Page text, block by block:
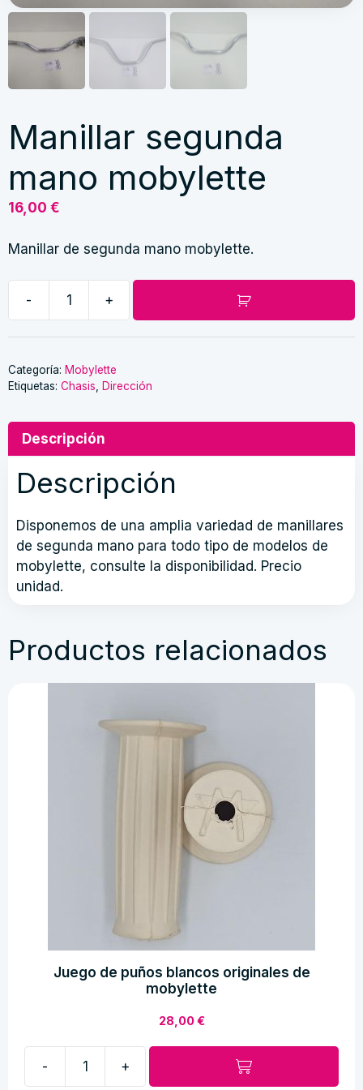
Manillar segunda
mano mobylette
16,00 €
Manillar de segunda mano mobylette.
-
cantidad
+
Categoría: Mobylette
Etiquetas: Chasis Dirección
Descripción
Descripción
Disponemos de una amplia variedad de manillares
de segunda mano para todo tipo de modelos de
mobylette, consulte la disponibilidad. Precio
unidad.
Productos relacionados
Juego de puños blancos originales de
mobylette
28,00€
- +